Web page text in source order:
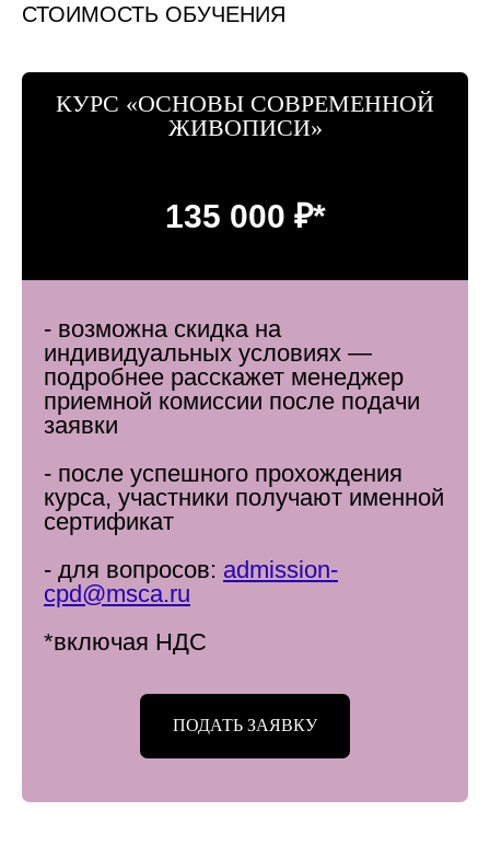
СТОИМОСТЬ ОБУЧЕНИЯ
КУРС «ОСНОВЫ СОВРЕМЕННОЙ
ЖИВОПИСИ»
135 000 ₽*
- возможна скидка на
индивидуальных условиях —
подробнее расскажет менеджер
приемной комиссии после подачи
заявки
- после успешного прохождения
курса, участники получают именной
сертификат
- для вопросов: admission-
cpd@msca.ru
*включая НДС
ПОДАТЬ ЗАЯВКУ